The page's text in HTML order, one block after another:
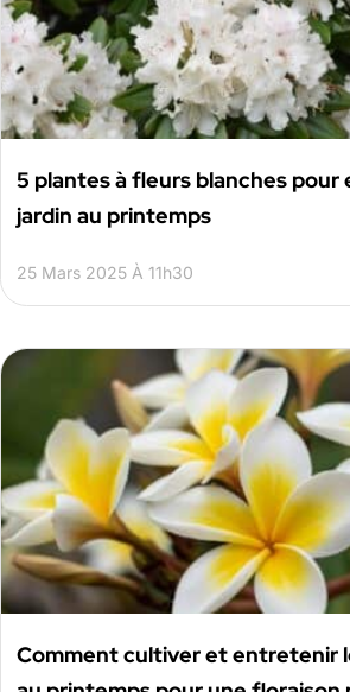
5 plantes à fleurs blanches pour
jardin au printemps
25 Mars 2025 À 11h30
Comment cultiver et entretenir